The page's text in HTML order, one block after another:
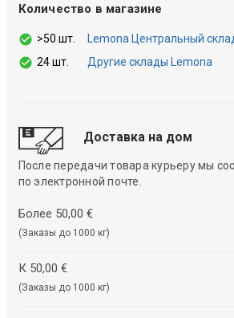
Количество в магазине
>50 шт.
Lemona Центральный
24 шт.
Другие склады Lemona
Доставка на дом
После передачи товара курьеру мы
по электронной почте.
Более 50,00 €
(Заказы до 1000 кг)
К 50,00 €
(Заказы до 1000 кг)